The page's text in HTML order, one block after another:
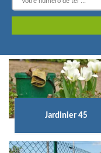
Jardinier 45